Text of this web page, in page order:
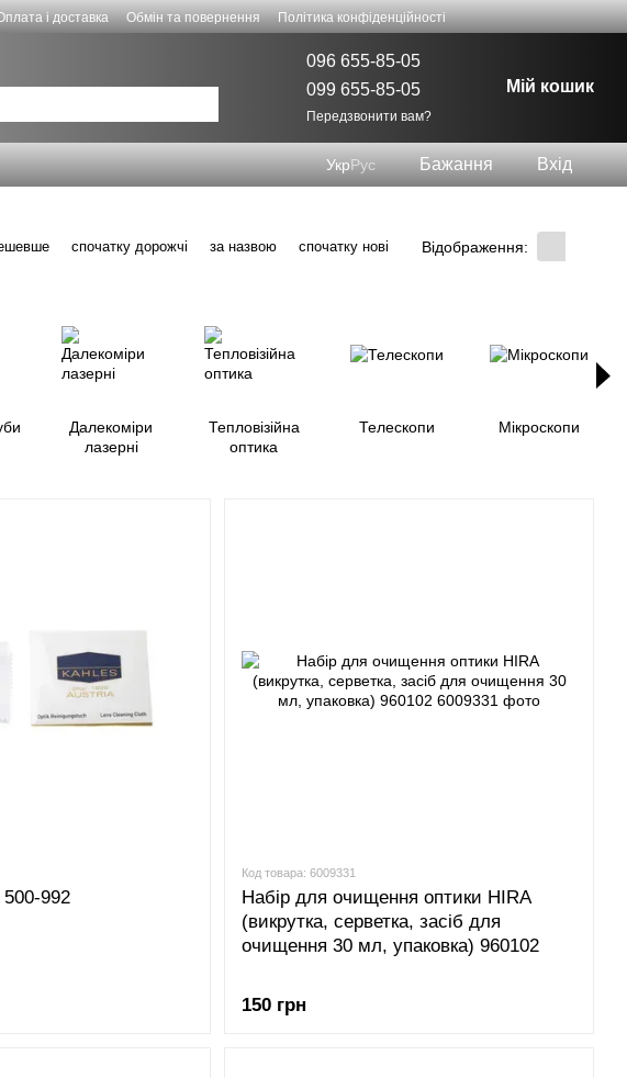
і доставка Обмін та повернення
Політика конфіденційності
096 655-85-05
099 655-85-05
Передзвонити вам?
Мій кошик
УкрРус Бажання Вхід
спочатку дорожчі за назвою спочатку нові Відображення:
Далекоміри
лазерні
Тепловізійна
оптика
Телескопи Мікроскопи
992
Код товара: 6009331
Набір для очищення оптики HIRA
(викрутка, серветка, засіб для
очищення 30 мл, упаковка) 960102
150 грн